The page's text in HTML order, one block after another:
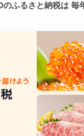
のふるさと納税は 毎